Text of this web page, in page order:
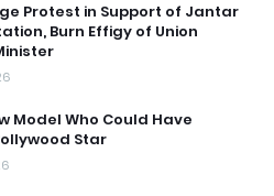
Protest in Support of Jantar
Burn Effigy of Union
Model Who Could Have
Star